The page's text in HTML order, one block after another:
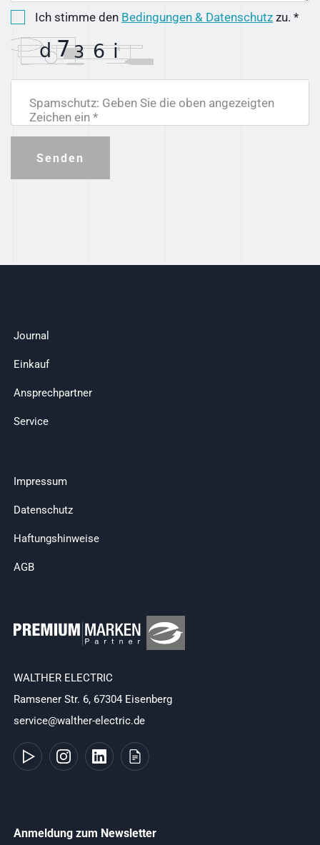
Ich stimme den Bedingungen & Datenschutz zu. *
Spamschutz: Geben Sie die oben angezeigten
Zeichen ein *
Senden
Journal
Einkauf
Ansprechpartner
Service
Impressum
Datenschutz
Haftungshinweise
AGB
WALTHER ELECTRIC
Ramsener Str. 6, 67304 Eisenberg
service@walther-electric.de
Anmeldung zum Newsletter